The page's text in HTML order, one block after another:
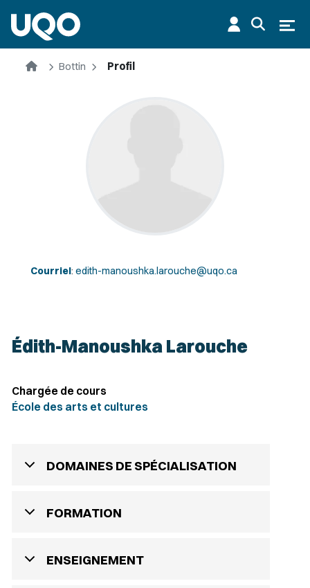
AccueilBottin Profil
Courriel: edith-manoushka.larouche@uqo.ca
Édith-Manoushka Larouche
Chargée de cours
École des arts et cultures
DOMAINES DE SPÉCIALISATION
FORMATION
ENSEIGNEMENT